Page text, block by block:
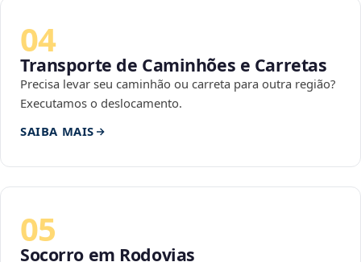
04
Transporte de Caminhões e Carretas
Precisa levar seu caminhão ou carreta para outra região?
Executamos o deslocamento.
SAIBA MAIS
05
Socorro em Rodovias